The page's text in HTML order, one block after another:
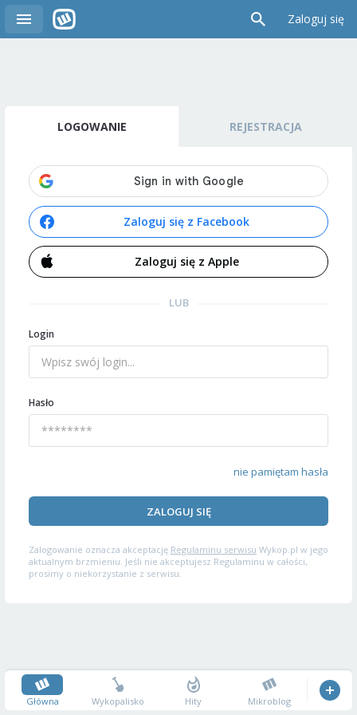
Zaloguj się
LOGOWANIE REJESTRACJA
Zaloguj się z Facebook
Zaloguj się z Apple
LUB
Login
Hasło
nie pamiętam hasła
ZALOGUJ SIĘ
Zalogowanie oznacza akceptację Regulaminu serwisu Wykop.pl w jego
aktualnym brzmieniu. Jeśli nie akceptujesz Regulaminu w całości,
prosimy o niekorzystanie z serwisu.
Główna Wykopalisko Hity Mikroblog